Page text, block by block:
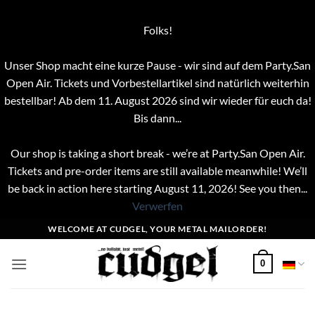
Folks!
Unser Shop macht eine kurze Pause - wir sind auf dem Party.San
Open Air. Tickets und Vorbestellartikel sind natürlich weiterhin
bestellbar! Ab dem 11. August 2026 sind wir wieder für euch da!
Bis dann...
Our shop is taking a short break - we’re at Party.San Open Air.
Tickets and pre-order items are still available meanwhile! We’ll
be back in action here starting August 11, 2026! See you then...
Verwerfen
Inhalt
springen
WELCOME AT CUDGEL, YOUR METAL MAILORDER!
0